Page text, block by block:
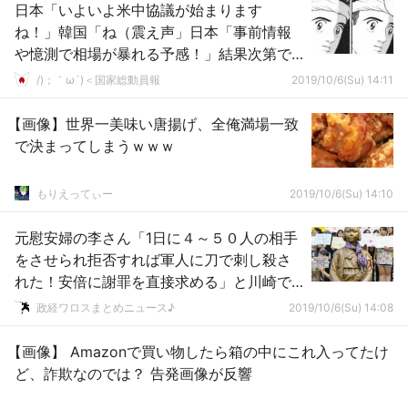
日本「いよいよ米中協議が始まります
ね！」韓国「ね（震え声」日本「事前情報
や憶測で相場が暴れる予感！」結果次第で
暴落→/)；｀ω´)＜国家総動員報 2019/10/6(Su) 14:11
【画像】世界一美味い唐揚げ、全俺満場一致
で決まってしまうｗｗｗ
もりえってぃー 2019/10/6(Su) 14:10
元慰安婦の李さん「1日に４～５０人の相手
をさせられ拒否すれば軍人に刀で刺し殺さ
れた！安倍に謝罪を直接求める」と川崎で
証言政経ワロスまとめニュース♪ 2019/10/6(Su) 14:08
【画像】 Amazonで買い物したら箱の中にこれ入ってたけ
ど、詐欺なのでは？ 告発画像が反響